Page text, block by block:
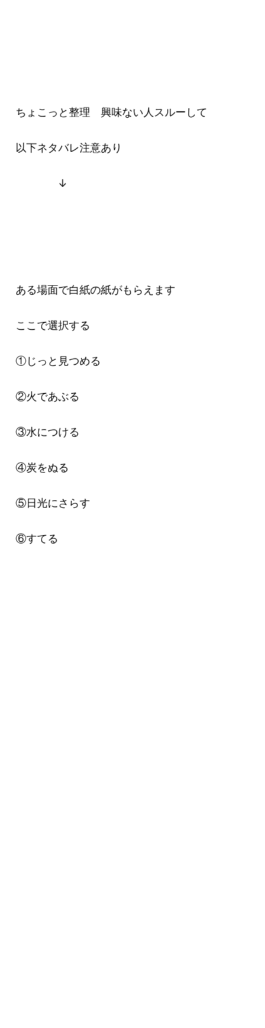
ちょこっと整理 興味ない人スルーして
以下ネタバレ注意あり
↓
ある場面で白紙の紙がもらえます
ここで選択する
①じっと見つめる
②火であぶる
③水につける
④炭をぬる
⑤日光にさらす
⑥すてる